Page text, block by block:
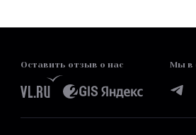
Оставить отзыв о нас Мы в